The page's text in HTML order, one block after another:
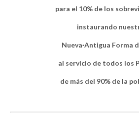
para el 10% de los
instaurando
Nueva·Antigua Forma
al servicio de todos los
de más del 90% de la